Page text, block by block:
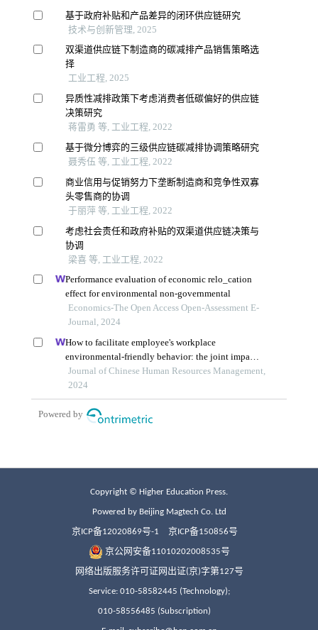
Copyright © Higher Education Press.
Powered by Beijing Magtech Co. Ltd
京ICP备12020869号-1 京ICP备150856号
京公网安备11010202008535号
网络出版服务许可证网出证(京)字第127号
Service: 010-58582445 (Technology);
010-58556485 (Subscription)